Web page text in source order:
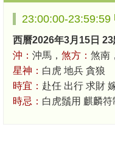
23:00:00-23:59:59
西曆2026年3月15日
沖： 沖馬， 煞方： 煞南，
星神： 白虎 地兵 貪狼
時宜： 赴任 出行 求財
時忌： 白虎鬚用 麒麟